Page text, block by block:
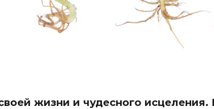
жизни и чудесного исцеления.